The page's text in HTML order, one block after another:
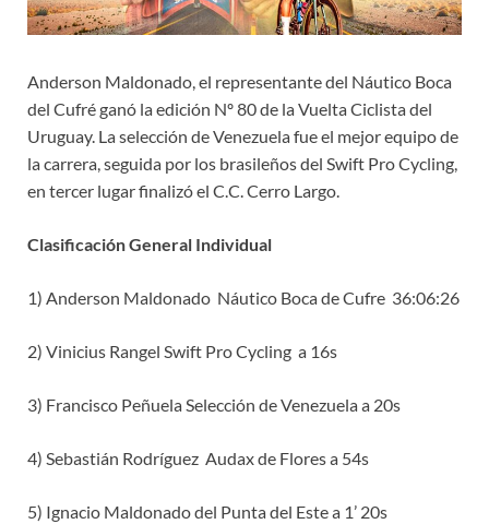
Anderson Maldonado, el representante del Náutico Boca
del Cufré ganó la edición Nº 80 de la Vuelta Ciclista del
Uruguay. La selección de Venezuela fue el mejor equipo de
la carrera, seguida por los brasileños del Swift Pro Cycling,
en tercer lugar finalizó el C.C. Cerro Largo.
Clasificación General Individual
1) Anderson Maldonado Náutico Boca de Cufre 36:06:26
2) Vinicius Rangel Swift Pro Cycling a 16s
3) Francisco Peñuela Selección de Venezuela a 20s
4) Sebastián Rodríguez Audax de Flores a 54s
5) Ignacio Maldonado del Punta del Este a 1’ 20s